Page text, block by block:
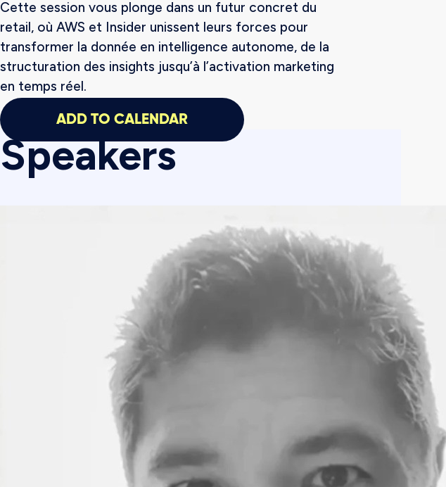
Cette session vous plonge dans un futur concret du
retail, où AWS et Insider unissent leurs forces pour
transformer la donnée en intelligence autonome, de la
structuration des insights jusqu’à l’activation marketing
en temps réel.
ADD TO CALENDAR
Speakers